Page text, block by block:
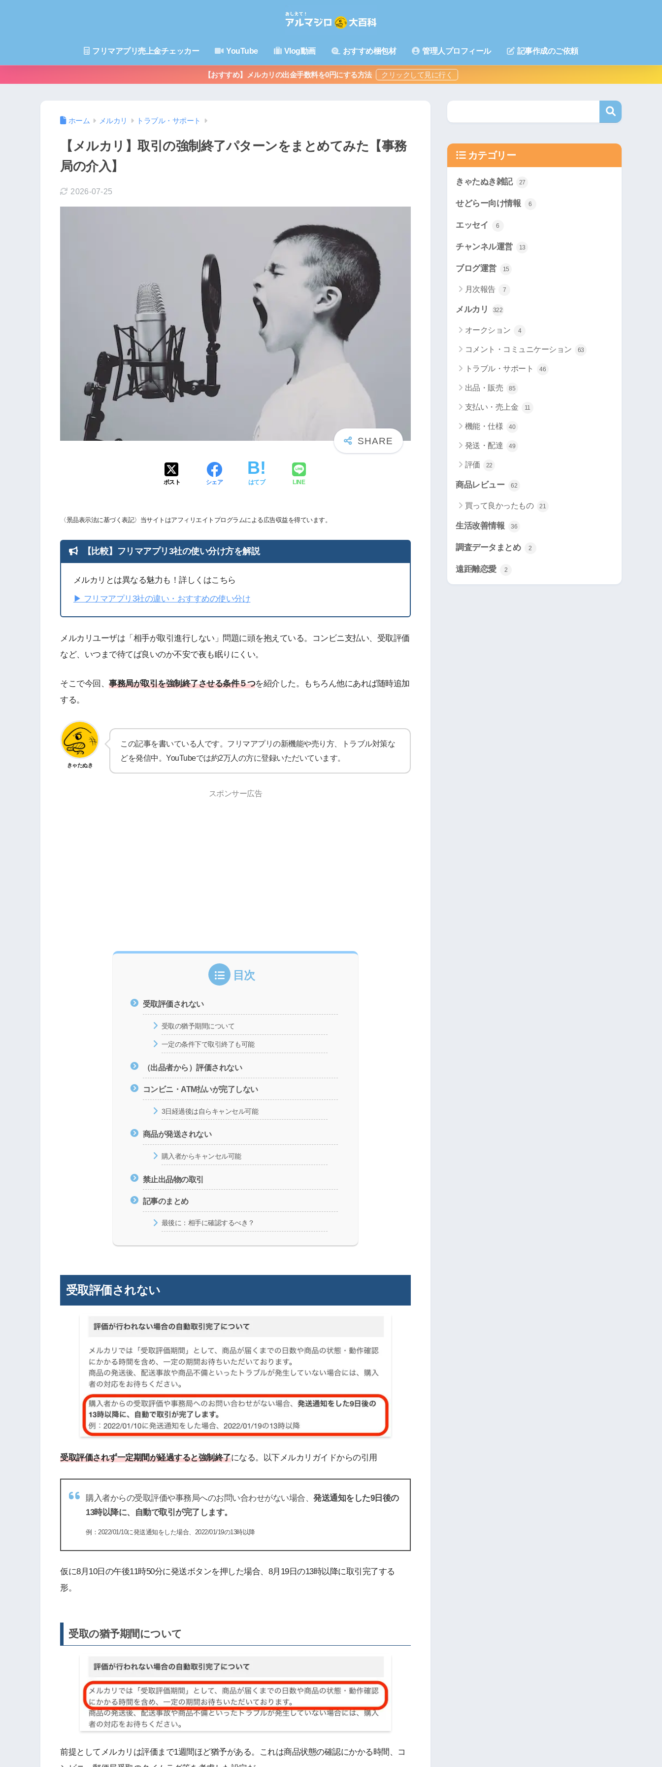
フリマアプリ売上金チェッカー YouTube Vlog動画 おすすめ梱包材 管理人プロフィール 記事作成のご依頼
【おすすめ】メルカリの出金手数料を0円にする方法
ホーム メルカリ トラブル・サポート
【メルカリ】取引の強制終了パターンをまとめてみた【事務
局の介入】
2026-07-25
ポスト シェア はてブ LINE
〈景品表示法に基づく表記〉当サイトはアフィリエイトプログラムによる広告収益を得ています。
【比較】フリマアプリ3社の使い分け方を解説
メルカリとは異なる魅力も！詳しくはこちら
▶︎ フリマアプリ3社の違い・おすすめの使い分け
メルカリユーザは「相手が取引進行しない」問題に頭を抱えている。コンビニ支払い、受取評価
など、いつまで待てば良いのか不安で夜も眠りにくい。
そこで今回、 事務局が取引を強制終了させる条件５つを紹介した。もちろん他にあれば随時追加
する。
きゃたぬき
この記事を書いている人です。フリマアプリの新機能や売り方、トラブル対策な
どを発信中。YouTubeでは約2万人の方に登録いただいています。
スポンサー広告
目次
受取評価されない
受取の猶予期間について
一定の条件下で取引終了も可能
（出品者から）評価されない
コンビニ・ATM払いが完了しない
3日経過後は自らキャンセル可能
商品が発送されない
購入者からキャンセル可能
禁止出品物の取引
記事のまとめ
最後に：相手に確認するべき？
受取評価されない
受取評価されず一定期間が経過すると強制終了になる。以下メルカリガイドからの引用
購入者からの受取評価や事務局へのお問い合わせがない場合、 発送通知をした9日後の
13時以降に、自動で取引が完了します。
例：2022/01/10に発送通知をした場合、2022/01/19の13時以降
仮に8月10日の午後11時50分に発送ボタンを押した場合、8月19日の13時以降に取引完了する
形。
受取の猶予期間について
前提としてメルカリは評価まで1週間ほど猶予がある。これは商品状態の確認にかかる時間、コ
カテゴリー
きゃたぬき雑記 27
せどらー向け情報 6
エッセイ 6
チャンネル運営 13
ブログ運営 15
月次報告 7
メルカリ 322
オークション 4
コメント・コミュニケーション 63
トラブル・サポート 46
出品・販売 85
支払い・売上金 11
機能・仕様 40
発送・配達 49
評価 22
商品レビュー 62
買って良かったもの 21
生活改善情報 36
調査データまとめ 2
遠距離恋愛 2